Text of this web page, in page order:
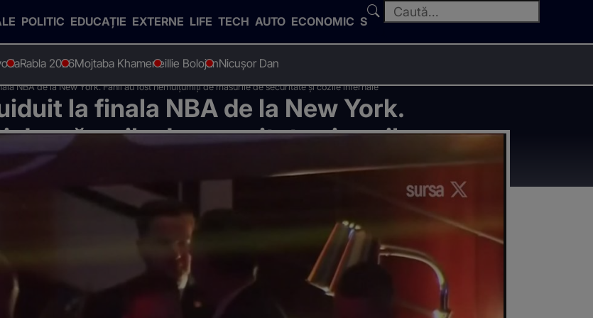
POLITIC EDUCAȚIE EXTERNE LIFE TECH AUTO ECONOMIC SPORT
Rabla 2026Mojtaba KhameneiIlie BolojanNicușor Dan
NBA de la New York. Fanii au fost nemulțumiți de măsurile de securitate și cozile infernale
la finala NBA de la New York.
de măsurile de securitate și cozile